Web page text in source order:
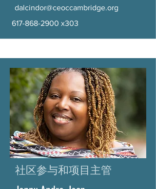
dalcindor@ceoccambridge.org
617-868-2900 x303
社区参与和项目主管